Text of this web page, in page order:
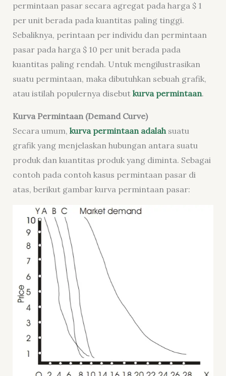
permintaan pasar secara agregat pada harga $ 1
per unit berada pada kuantitas paling tinggi.
Sebaliknya, perintaan per individu dan permintaan
pasar pada harga $ 10 per unit berada pada
kuantitas paling rendah. Untuk mengilustrasikan
suatu permintaan, maka dibutuhkan sebuah grafik,
atau istilah populernya disebut kurva permintaan.
Kurva Permintaan (Demand Curve)
Secara umum, kurva permintaan adalahsuatu
grafik yang menjelaskan hubungan antara suatu
produk dan kuantitas produk yang diminta. Sebagai
contoh pada contoh kasus permintaan pasar di
atas, berikut gambar kurva permintaan pasar: